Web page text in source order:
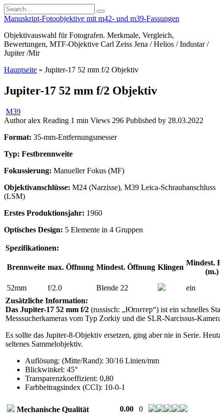
Skip
to
Search
for:
Manuskript-Fotoobjektive mit m42- und m39-Fassungen
Objektivauswahl für Fotografen. Merkmale, Vergleich,
Bewertungen, MTF-Objektive Carl Zeiss Jena / Helios / Industar /
Jupiter /Mir
Hauptseite » Jupiter-17 52 mm f/2 Objektiv
Jupiter-17 52 mm f/2 Objektiv
M39
Authoralex Reading 1 min Views 296 Published by 28.03.2022
Format: 35-mm-Entfernungsmesser
Typ: Festbrennweite
Fokussierung: Manueller Fokus (MF)
Objektivanschlüsse: М24 (Narzisse), M39 Leica-Schraubanschluss
(LSM)
Erstes Produktionsjahr: 1960
Optisches Design: 5 Elemente in 4 Gruppen
Spezifikationen:
Brennweite max. Öffnung Mindest. Öffnung Klingen
Mindest.
(m.)
52mm
f/2.0 Blende 22
ein
Zusätzliche Information:
Das Jupiter-17 52 mm f/2 (russisch: „Юпитер“) ist ein schnelles
Messsucherkameras vom Typ Zorkiy und die SLR-Narcissus-
Es sollte das Jupiter-8-Objektiv ersetzen, ging aber nie in Serie.
seltenes Sammelobjektiv.
Auflösung: (Mitte/Rand): 30/16 Linien/mm
Blickwinkel: 45°
Transparenzkoeffizient: 0,80
Farbbeitragsindex (CCI): 10-0-1
Mechanische Qualität 0.00
0